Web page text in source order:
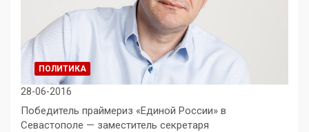
ПОЛИТИКА
28-06-2016
Победитель праймериз «Единой России» в
Севастополе — заместитель секретаря